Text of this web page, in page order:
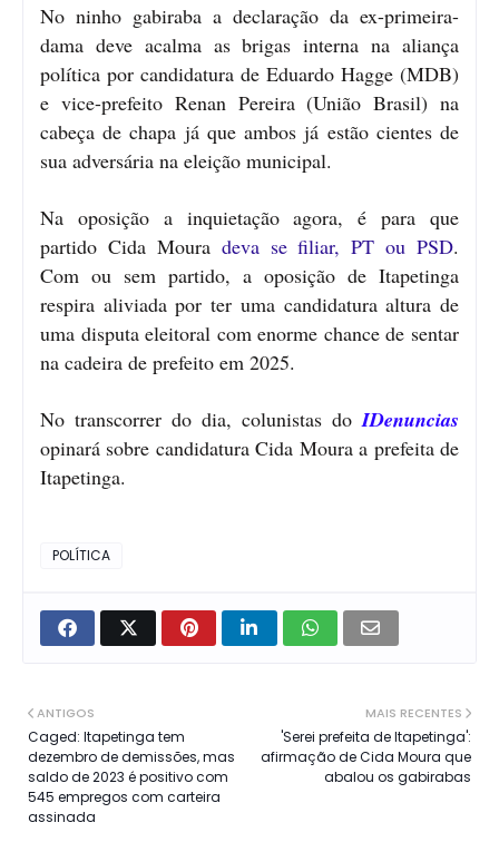
No ninho gabiraba a declaração da ex-primeira-
dama deve acalma as brigas interna na aliança
política por candidatura de Eduardo Hagge (MDB)
e vice-prefeito Renan Pereira (União Brasil) na
cabeça de chapa já que ambos já estão cientes de
sua adversária na eleição municipal.
Na oposição a inquietação agora, é para que
partido Cida Moura deva se filiar, PT ou PSD.
Com ou sem partido, a oposição de Itapetinga
respira aliviada por ter uma candidatura altura de
uma disputa eleitoral com enorme chance de sentar
na cadeira de prefeito em 2025.
No transcorrer do dia, colunistas do IDenuncias
opinará sobre candidatura Cida Moura a prefeita de
Itapetinga.
POLÍTICA
MAIS RECENTES
'Serei prefeita de Itapetinga':
afirmação de Cida Moura que
abalou os gabirabas
ANTIGOS
Caged: Itapetinga tem
dezembro de demissões, mas
saldo de 2023 é positivo com
545 empregos com carteira
assinada